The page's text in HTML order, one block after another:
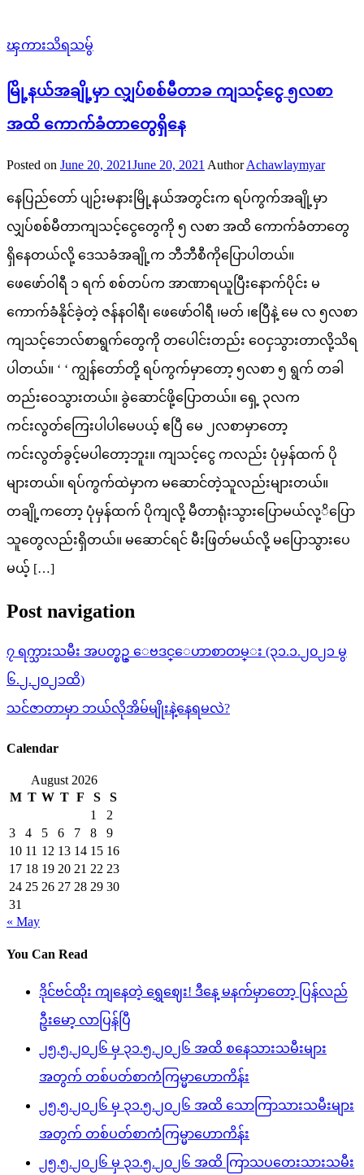
ၾကားသိရသမွ်
မြို့နယ်အချို့မှာ လျှပ်စစ်မီတာခ ကျသင့်ငွေ ၅လစာ
အထိ ကောက်ခံတာတွေရှိနေ
Posted on June 20, 2021June 20, 2021 Author Achawlaymyar
နေပြည်တော် ပျဉ်းမနားမြို့နယ်အတွင်းက ရပ်ကွက်အချို့မှာ
လျှပ်စစ်မီတာကျသင့်ငွေတွေကို ၅ လစာ အထိ ကောက်ခံတာတွေ
ရှိနေတယ်လို့ ဒေသခံအချို့က ဘီဘီစီကိုပြောပါတယ်။
ဖေဖော်ဝါရီ ၁ ရက် စစ်တပ်က အာဏာရယူပြီးနောက်ပိုင်း မ
ကောက်ခံနိုင်ခဲ့တဲ့ ဇန်နဝါရီ၊ ဖေဖော်ဝါရီ ၊မတ် ၊ဧပြီနဲ့ မေ လ ၅လစာ
ကျသင့်ဘေလ်စာရွက်တွေကို တပေါင်းတည်း ဝေငှသွားတာလို့သိရ
ပါတယ်။ ‘ ‘ ကျွန်တော်တို့ ရပ်ကွက်မှာတော့ ၅လစာ ၅ ရွက် တခါ
တည်းဝေသွားတယ်။ ခွဲဆောင်ဖို့ပြောတယ်။ ရှေ့ ၃လက
ကင်းလွတ်ကြေးပါပါမေပယ့် ဧပြီ မေ ၂လစာမှာတော့
ကင်းလွတ်ခွင့်မပါတော့ဘူး။ ကျသင့်ငွေ ကလည်း ပုံမှန်ထက် ပို
များတယ်။ ရပ်ကွက်ထဲမှာက မဆောင်တဲ့သူလည်းများတယ်။
တချို့ကတော့ ပုံမှန်ထက် ပိုကျလို့ မီတာရုံးသွားပြောမယ်လု့ိပြော
သူတွေလည်းရှိတယ်။ မဆောင်ရင် မီးဖြတ်မယ်လို့ မပြောသွားပေ
မယ့် […]
Post navigation
၇ ရက္သားသမီး အပတ္စဥ္ ေဗဒင္ေဟာစာတမ္း (၃၁.၁.၂၀၂၁ မွ
၆.၂.၂၀၂၁ထိ)
သင်ဇာတာမှာ ဘယ်လိုအိမ်မျိုးနဲ့နေရမလဲ?
Calendar
August 2026
M T W T F S
S
1
2
3
4 5 6 7 8
9
10 11 12 13 14 15 16
17 18 19 20 21 22 23
24 25 26 27 28 29 30
31
« May
You Can Read
ဒိုင်ဗင်ထိုး ကျနေတဲ့ ရွှေဈေး! ဒီနေ့ မနက်မှာတော့ ပြန်လည်
ဦးမော့ လာပြန်ပြီ
၂၅.၅.၂၀၂၆ မှ ၃၁.၅.၂၀၂၆ အထိ စနေသားသမီးများ
အတွက် တစ်ပတ်စာကံကြမ္မာဟောကိန်း
၂၅.၅.၂၀၂၆ မှ ၃၁.၅.၂၀၂၆ အထိ သောကြာသားသမီးများ
အတွက် တစ်ပတ်စာကံကြမ္မာဟောကိန်း
၂၅.၅.၂၀၂၆ မှ ၃၁.၅.၂၀၂၆ အထိ ကြာသပတေးသားသမီး